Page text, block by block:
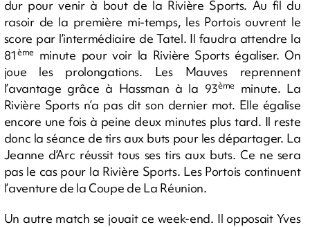
dur pour venir à bout de la Rivière Sports. Au fil du
rasoir de la première mi-temps, les Portois ouvrent le
score par l’intermédiaire de Tatel. Il faudra attendre la
81èmeminute pour voir la Rivière Sports égaliser. On
joue les prolongations. Les Mauves reprennent
l’avantage grâce à Hassman à la 93èmeminute. La
Rivière Sports n’a pas dit son dernier mot. Elle égalise
encore une fois à peine deux minutes plus tard. Il reste
donc la séance de tirs aux buts pour les départager. La
Jeanne d’Arc réussit tous ses tirs aux buts. Ce ne sera
pas le cas pour la Rivière Sports. Les Portois continuent
l’aventure de la Coupe de La Réunion.
Un autre match se jouait ce week-end. Il opposait Yves